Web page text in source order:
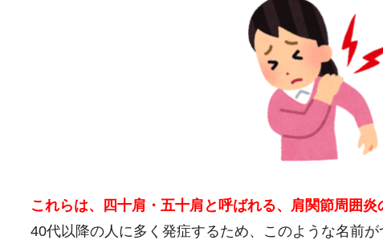
これらは、四十肩・五十肩と呼ばれる、肩関節周囲炎
40代以降の人に多く発症するため、このような名前